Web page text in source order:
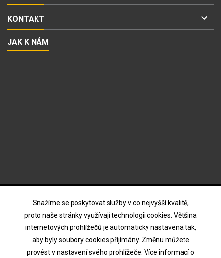
Snažíme se poskytovat služby v co nejvyšší kvalitě,
proto naše stránky využívají technologii cookies. Většina
internetových prohlížečů je automaticky nastavena tak,
aby byly soubory cookies příjímány. Změnu můžete
provést v nastavení svého prohlížeče. Více informací o
KONTAKT 
JAK K NÁM
Souhlasím s podmínkami a zásadami ochrany osobních
údajů